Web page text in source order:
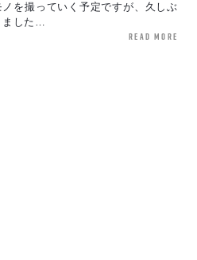
を撮っていく予定ですが、久しぶ
ました…
read more